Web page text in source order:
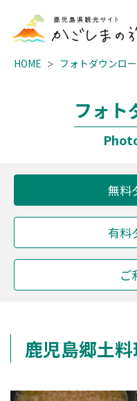
HOME フォトダウンロ
フォト
無料
有料
ご
鹿児島郷土